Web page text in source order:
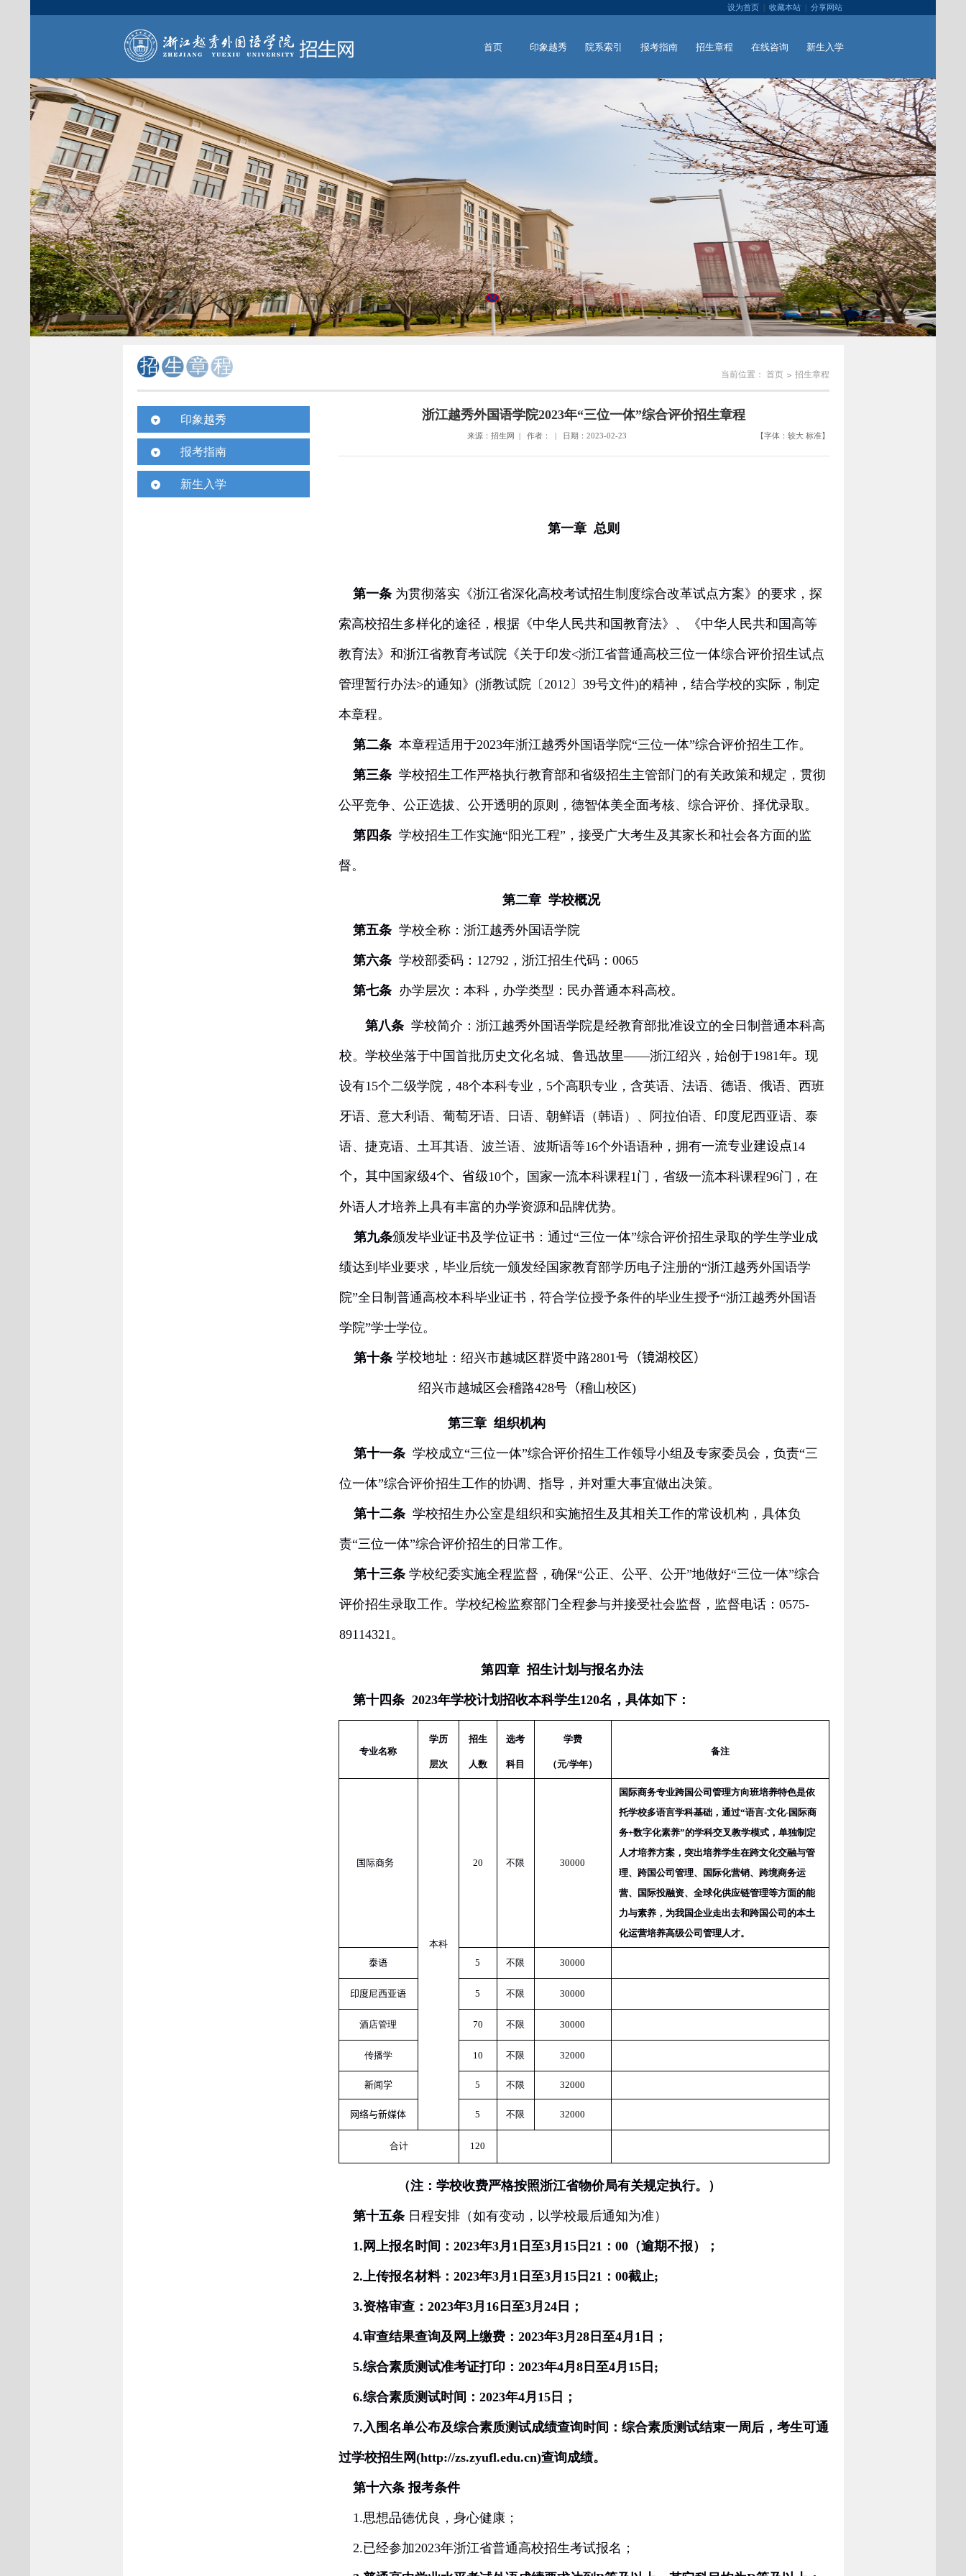
设为首页 | 收藏本站 | 分享网站
首页 印象越秀 院系索引 报考指南 招生章程 在线咨询 新生入学
招生章程 当前位置： 首页 招生章程
印象越秀
校园视频
校园风景
报考指南
招生计划
新生入学
浙江越秀外国语学院2023年“三位一体”综合评价招生章程
【字体： 较大 标准】
来源：招生网 | 作者： | 日期：2023-02-23
第一章 总则
第一条 为贯彻落实《浙江省深化高校考试招生制度综合改革试点方案》的要求，探
索高校招生多样化的途径，根据《中华人民共和国教育法》、《中华人民共和国高等
教育法》和浙江省教育考试院《关于印发<浙江省普通高校三位一体综合评价招生试点
管理暂行办法>的通知》 (浙教试院〔2012〕 39号文件)的精神，结合学校的实际，制定
本章程。
第二条 本章程适用于2023年浙江越秀外国语学院“三位一体”综合评价招生工作。
第三条 学校招生工作严格执行教育部和省级招生主管部门的有关政策和规定，贯彻
公平竞争、公正选拔、公开透明的原则，德智体美全面考核、综合评价、择优录取。
第四条 学校招生工作实施“阳光工程”，接受广大考生及其家长和社会各方面的监
督。
第二章 学校概况
第五条 学校全称：浙江越秀外国语学院
第六条 学校部委码： 12792 ，浙江招生代码： 0065
第七条 办学层次：本科，办学类型：民办普通本科高校。
第八条 学校简介：浙江越秀外国语学院是经教育部批准设立的全日制普通本科高
校。学校坐落于中国首批历史文化名城、鲁迅故里——浙江绍兴，始创于1981年。 现
设有15个二级学院， 48个本科专业， 5个高职专业，含英语、法语、德语、俄语、西班
牙语、意大利语、葡萄牙语、日语、朝鲜语（韩语）、阿拉伯语、印度尼西亚语、泰
语、捷克语、土耳其语、波兰语、波斯语等16个外语语种，拥有一流专业建设点14
个，其中 国家级4个、省级10个， 国家一流本科课程1门，省级一流本科课程96门，在
外语人才培养上具有丰富的办学资源和品牌优势。
第九条颁发毕业证书及学位证书：通过“三位一体”综合评价招生录取的学生学业成
绩达到毕业要求，毕业后统一颁发经国家教育部学历电子注册的“浙江越秀外国语学
院”全日制普通高校本科毕业证书，符合学位授予条件的毕业生授予“浙江越秀外国语
学院”学士学位。
第十条 学校地址 ：绍兴市越城区群贤中路2801号（镜湖校区）
绍兴市越城区会稽路428号（稽山校区)
第三章 组织机构
第十一条 学校成立“三位一体”综合评价招生工作领导小组及专家委员会，负责“三
位一体”综合评价招生工作的协调、指导，并对重大事宜做出决策。
第十二条 学校招生办公室是组织和实施招生及其相关工作的常设机构，具体负
责“三位一体”综合评价招生的日常工作。
第十三条 学校纪委实施全程监督，确保“公正、公平、公开”地做好“三位一体”综合
评价招生录取工作。学校纪检监察部门全程参与并接受社会监督，监督电话： 0575-
89114321 。
第四章 招生计划与报名办法
第十四条 2023年学校计划招收本科学生120名，具体如下：
专业名称
学历
层次
招生
人数
选考
科目
学费
（元/学年）
备注
国际商务
本科
20 不限 30000
国际商务专业跨国公司管理方向班培养特色是依
托学校多语言学科基础，通过“语言-文化-国际商
务+数字化素养”的学科交叉教学模式，单独制定
人才培养方案，突出培养学生在跨文化交融与管
理、跨国公司管理、国际化营销、跨境商务运
营、国际投融资、全球化供应链管理等方面的能
力与素养，为我国企业走出去和跨国公司的本土
化运营培养高级公司管理人才。
泰语 5 不限 30000
印度尼西亚语 5 不限 30000
酒店管理 70 不限 30000
传播学 10 不限 32000
新闻学 5 不限 32000
网络与新媒体 5 不限 32000
合计 120
（注：学校收费严格按照浙江省物价局有关规定执行。）
第十五条 日程安排（如有变动，以学校最后通知为准）
1. 网上报名时间： 2023年3月 1 日至3月 15日 21 ： 00（逾期不报）；
2. 上传报名材料： 2023年3月 1 日至3月 15日 21 ： 00截止;
3.资格审查： 2023年3月 16日至3月 24日；
4.审查结果查询及网上缴费： 2023年3月 28日至4月 1 日；
5.综合素质测试准考证打印： 2023年4月 8日至4月 15日 ;
6.综合素质测试时间： 2023年4月 15日；
7. 入围名单公布及综合素质测试成绩查询时间：综合素质测试结束一周后，考生可通
过学校招生网(http://zs.zyufl.edu.cn)查询成绩。
第十六条 报考条件
1.思想品德优良，身心健康；
2.已经参加2023年浙江省普通高校招生考试报名；